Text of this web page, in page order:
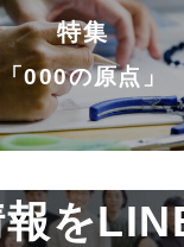
特集
「000の原点」
を